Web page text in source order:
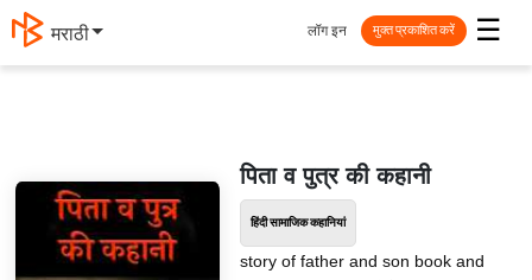
मराठी ☰
लॉग इन मुक्त प्रकाशित करें
पिता व पुत्र की कहानी
हिंदी सामाजिक कहानियां
story of father and son book and